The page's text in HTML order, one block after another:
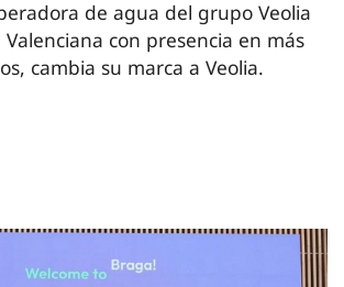
de agua del grupo Veolia
con presencia en más
cambia su marca a Veolia.